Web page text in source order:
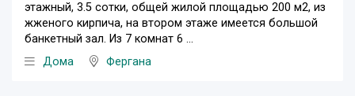
этажный, 3.5 сотки, общей жилой площадью 200 м2, из
жженого кирпича, на втором этаже имеется большой
банкетный зал. Из 7 комнат 6 ...
Дома
Фергана